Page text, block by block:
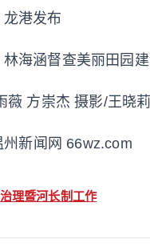
港发布
林海涵督查美丽田园
薇 方崇杰 摄影/王晓莉
州新闻网 66wz.com
理暨河长制工作